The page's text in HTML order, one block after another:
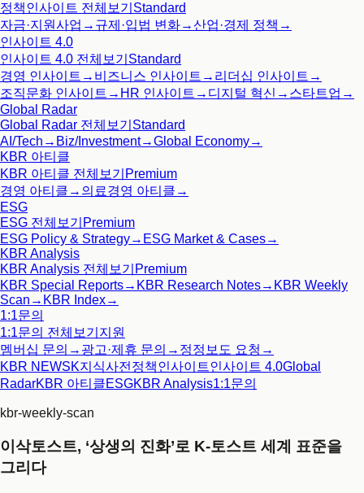
정책인사이트 전체보기 Standard
자금·지원사업 → 규제·입법 변화→산업·경제 정책 →
인사이트 4.0
인사이트 4.0 전체보기 Standard
경영 인사이트 → 비즈니스 인사이트 → 리더십 인사이트 →
조직문화 인사이트 → HR 인사이트 → 디지털 혁신 → 스타트업 →
Global Radar
Global Radar 전체보기 Standard
AI/Tech → Biz/Investment→Global Economy→
KBR 아티클
KBR 아티클 전체보기 Premium
경영 아티클 → 의료경영 아티클 →
ESG
ESG 전체보기 Premium
ESG Policy & Strategy→ ESG Market & Cases→
KBR Analysis
KBR Analysis 전체보기 Premium
KBR Special Reports→ KBR Research Notes→ KBR Weekly
Scan → KBR Index→
1:1문의
1:1문의 전체보기 지원
멤버십 문의 → 광고·제휴 문의 → 정정보도 요청 →
KBR NEWSK지식사전 정책인사이트인사이트 4.0Global
RadarKBR 아티클ESGKBR Analysis1:1문의
kbr-weekly-scan
이삭토스트, ‘상생의 진화’로 K-토스트 세계 표준을
그리다